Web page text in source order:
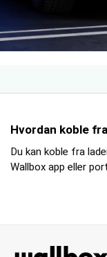
Hvordan koble
Du kan koble fra
Wallbox app eller